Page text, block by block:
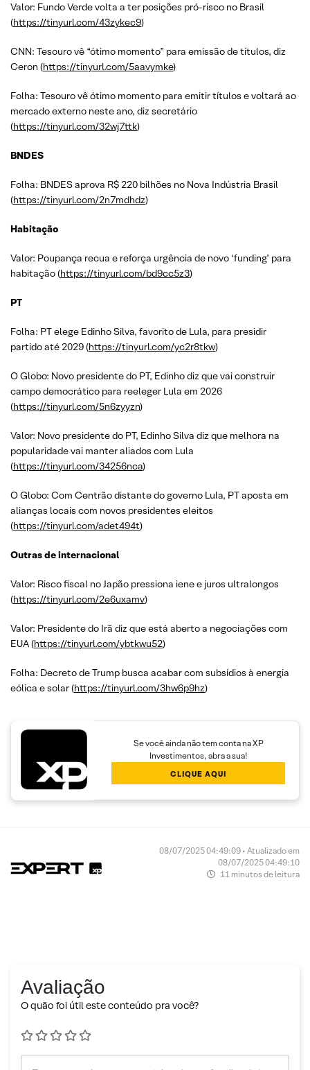
Valor: Fundo Verde volta a ter posições pró-risco no Brasil
(https://tinyurl.com/43zykec9)
CNN: Tesouro vê “ótimo momento” para emissão de títulos, diz
Ceron (https://tinyurl.com/5aavymke)
Folha: Tesouro vê ótimo momento para emitir títulos e voltará ao
mercado externo neste ano, diz secretário
(https://tinyurl.com/32wj7ttk)
BNDES
Folha: BNDES aprova R$ 220 bilhões no Nova Indústria Brasil
(https://tinyurl.com/2n7mdhdz)
Habitação
Valor: Poupança recua e reforça urgência de novo ‘funding’ para
habitação (https://tinyurl.com/bd9cc5z3)
PT
Folha: PT elege Edinho Silva, favorito de Lula, para presidir
partido até 2029 (https://tinyurl.com/yc2r8tkw)
O Globo: Novo presidente do PT, Edinho diz que vai construir
campo democrático para reeleger Lula em 2026
(https://tinyurl.com/5n6zyyzn)
Valor: Novo presidente do PT, Edinho Silva diz que melhora na
popularidade vai manter aliados com Lula
(https://tinyurl.com/34256nca)
O Globo: Com Centrão distante do governo Lula, PT aposta em
alianças locais com novos presidentes eleitos
(https://tinyurl.com/adet494t)
Outras de internacional
Valor: Risco fiscal no Japão pressiona iene e juros ultralongos
(https://tinyurl.com/2e6uxamv)
Valor: Presidente do Irã diz que está aberto a negociações com
EUA (https://tinyurl.com/ybtkwu52)
Folha: Decreto de Trump busca acabar com subsídios à energia
eólica e solar (https://tinyurl.com/3hw6p9hz)
Se você ainda não tem conta na XP
Investimentos, abra a sua!
CLIQUE AQUI
08/07/2025 04:49:09 • Atualizado em
08/07/2025 04:49:10
11 minutos de leitura
Avaliação
O quão foi útil este conteúdo pra você?